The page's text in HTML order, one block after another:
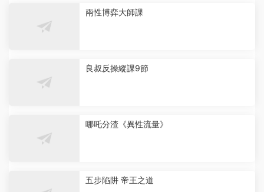
兩性博弈大師課
良叔反操縱課9節
哪吒分渣《異性流量》
五步陷阱 帝王之道